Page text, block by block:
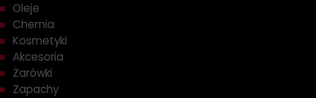
Oleje
Chemia
Kosmetyki
Akcesoria
Żarówki
Zapachy